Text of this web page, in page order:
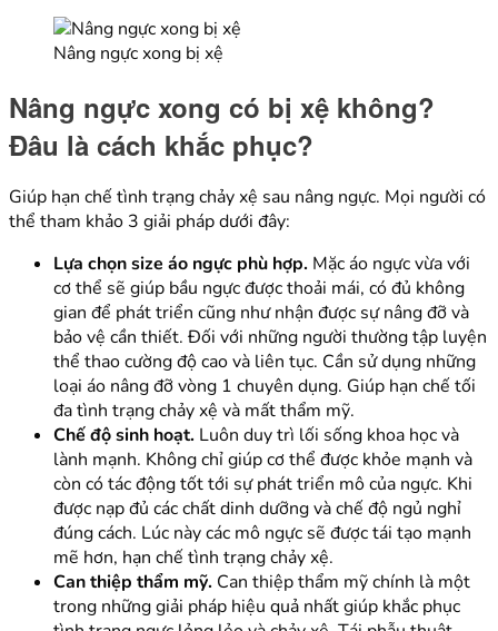
Nâng ngực xong bị xệ
Nâng ngực xong có bị xệ không?
Đâu là cách khắc phục?
Giúp hạn chế tình trạng chảy xệ sau nâng ngực. Mọi người có
thể tham khảo 3 giải pháp dưới đây:
Lựa chọn size áo ngực phù hợp. Mặc áo ngực vừa với
cơ thể sẽ giúp bầu ngực được thoải mái, có đủ không
gian để phát triển cũng như nhận được sự nâng đỡ và
bảo vệ cần thiết. Đối với những người thường tập luyện
thể thao cường độ cao và liên tục. Cần sử dụng những
loại áo nâng đỡ vòng 1 chuyên dụng. Giúp hạn chế tối
đa tình trạng chảy xệ và mất thẩm mỹ.
Chế độ sinh hoạt. Luôn duy trì lối sống khoa học và
lành mạnh. Không chỉ giúp cơ thể được khỏe mạnh và
còn có tác động tốt tới sự phát triển mô của ngực. Khi
được nạp đủ các chất dinh dưỡng và chế độ ngủ nghỉ
đúng cách. Lúc này các mô ngực sẽ được tái tạo mạnh
mẽ hơn, hạn chế tình trạng chảy xệ.
Can thiệp thẩm mỹ. Can thiệp thẩm mỹ chính là một
trong những giải pháp hiệu quả nhất giúp khắc phục